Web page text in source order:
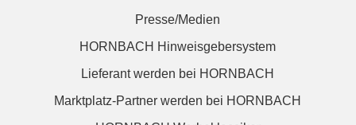
Presse/Medien
HORNBACH Hinweisgebersystem
Lieferant werden bei HORNBACH
Marktplatz-Partner werden bei HORNBACH